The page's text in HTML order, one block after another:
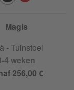
Magis
- Tuinstoel
4 weken
256,00 €